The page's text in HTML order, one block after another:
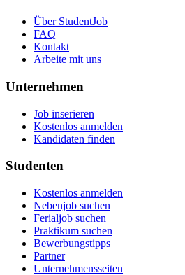
Über StudentJob
FAQ
Kontakt
Arbeite mit uns
Unternehmen
Job inserieren
Kostenlos anmelden
Kandidaten finden
Studenten
Kostenlos anmelden
Nebenjob suchen
Ferialjob suchen
Praktikum suchen
Bewerbungstipps
Partner
Unternehmensseiten